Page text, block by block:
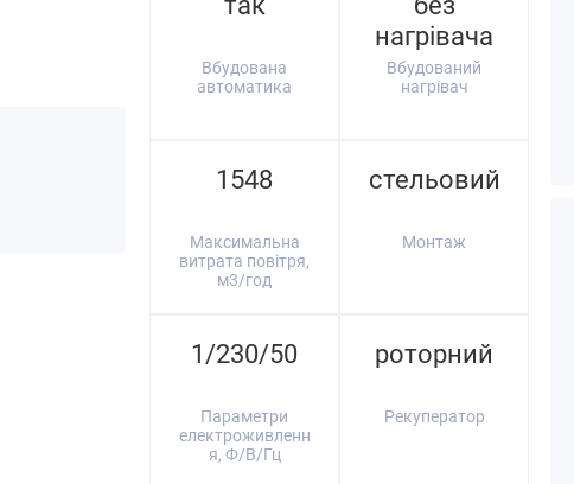
Вбудована
автоматика
нагрівача
Вбудований
нагрівач
1548
Максимальна
витрата повітря,
м3/год
стельовий
Монтаж
1/230/50
Параметри
електроживленн
я, Ф/В/Гц
роторний
Рекуператор